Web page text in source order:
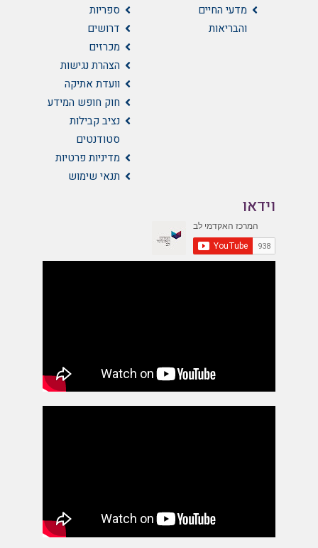
מדעי החיים
והבריאות
ספריות
דרושים
מכרזים
הצהרת נגישות
וועדת אתיקה
חוק חופש המידע
נציב קבילות
סטודנטים
מדיניות פרטיות
תנאי שימוש
וידאו